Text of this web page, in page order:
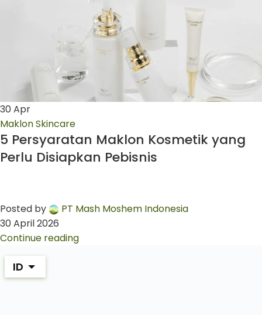
30Apr
Maklon Skincare
5 Persyaratan Maklon Kosmetik yang
Perlu Disiapkan Pebisnis
Posted by
PT Mash Moshem Indonesia
30 April 2026
Continue reading
ID